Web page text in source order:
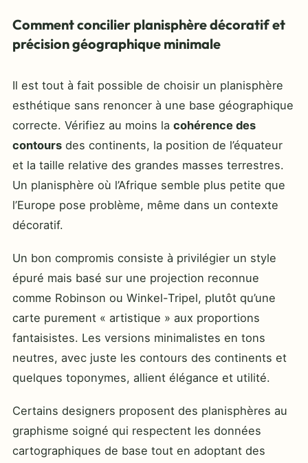
Comment concilier planisphère décoratif et
précision géographique minimale
Il est tout à fait possible de choisir un planisphère
esthétique sans renoncer à une base géographique
correcte. Vérifiez au moins la cohérence des
contours des continents, la position de l’équateur
et la taille relative des grandes masses terrestres.
Un planisphère où l’Afrique semble plus petite que
l’Europe pose problème, même dans un contexte
décoratif.
Un bon compromis consiste à privilégier un style
épuré mais basé sur une projection reconnue
comme Robinson ou Winkel-Tripel, plutôt qu’une
carte purement « artistique » aux proportions
fantaisistes. Les versions minimalistes en tons
neutres, avec juste les contours des continents et
quelques toponymes, allient élégance et utilité.
Certains designers proposent des planisphères au
graphisme soigné qui respectent les données
cartographiques de base tout en adoptant des